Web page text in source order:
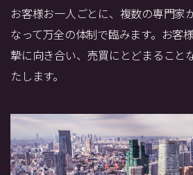
お客様お一人ごとに、複数の専門家
なって万全の体制で臨みます。 お客
摯に向き合い、売買にとどまること
たします。